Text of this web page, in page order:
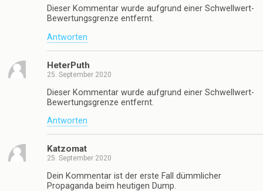
Dieser Kommentar wurde aufgrund einer Schwellwert-
Bewertungsgrenze entfernt.
Antworten
HeterPuth
25. September 2020
Dieser Kommentar wurde aufgrund einer Schwellwert-
Bewertungsgrenze entfernt.
Antworten
Katzomat
25. September 2020
Dein Kommentar ist der erste Fall dümmlicher
Propaganda beim heutigen Dump.